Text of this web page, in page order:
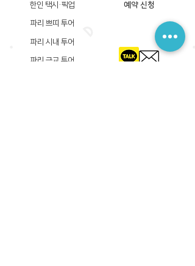
한인 택시·픽업 예약 신청
파리 쁘띠 투어
파리 시내 투어
파리 근교 투어